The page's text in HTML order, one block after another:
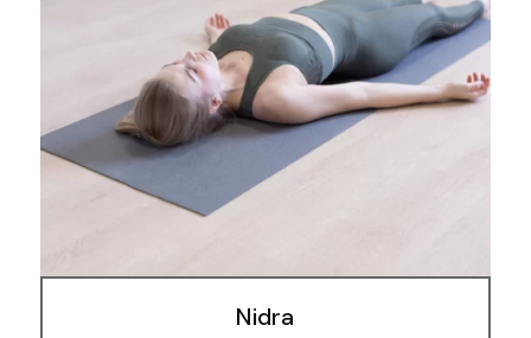
Nidra